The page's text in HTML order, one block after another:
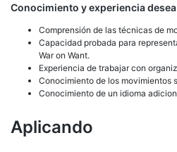
Conocimiento y experiencia
Comprensión de las técnicas de
Capacidad probada para
War on Want.
Experiencia de trabajar con
Conocimiento de los movimientos
Conocimiento de un idioma
Aplicando